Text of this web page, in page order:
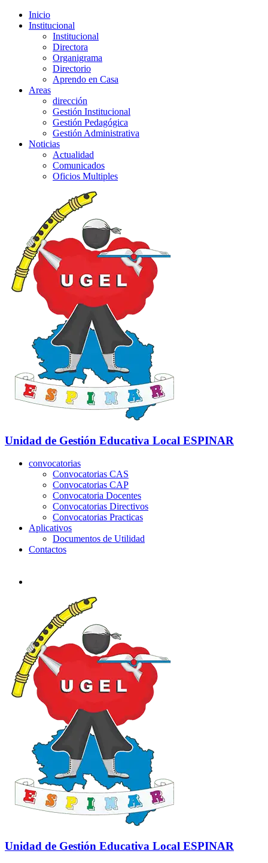
Inicio
Institucional
Institucional
Directora
Organigrama
Directorio
Aprendo en Casa
Areas
dirección
Gestión Institucional
Gestión Pedagógica
Gestión Administrativa
Noticias
Actualidad
Comunicados
Oficios Multiples
Unidad de Gestión Educativa Local ESPINAR
convocatorias
Convocatorias CAS
Convocatorias CAP
Convocatoria Docentes
Convocatorias Directivos
Convocatorias Practicas
Aplicativos
Documentos de Utilidad
Contactos
Unidad de Gestión Educativa Local ESPINAR